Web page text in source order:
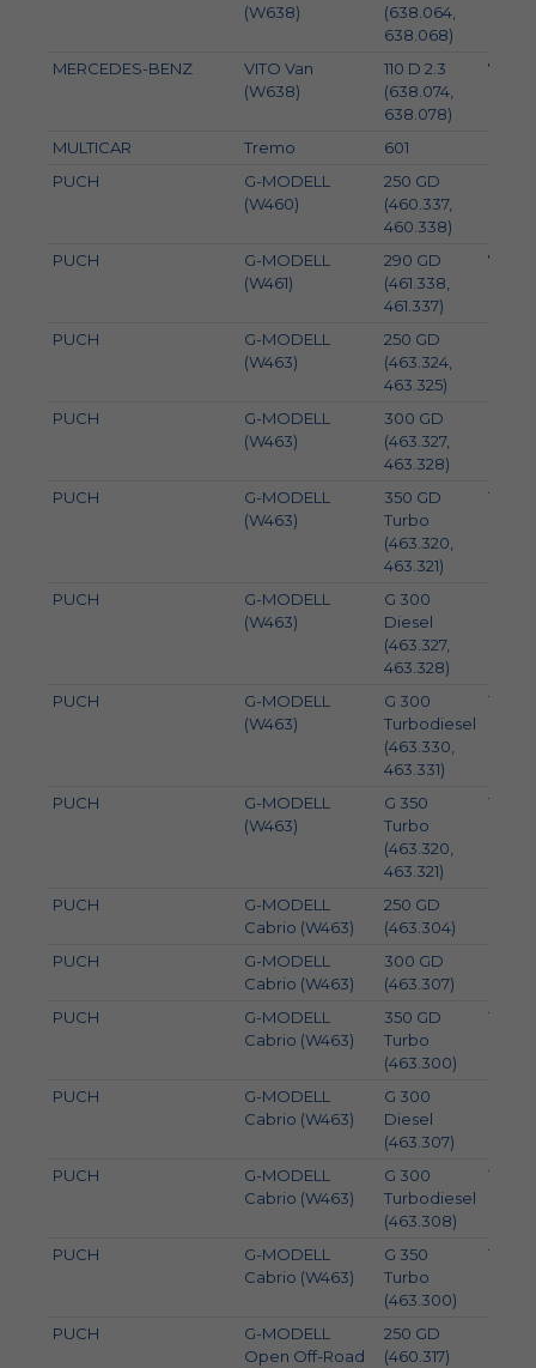
(W638)
(638.064,
638.068)
MERCEDES-BENZ
VITO Van
(W638)
110 D 2.3
(638.074,
638.078)
72
MULTICAR Tremo 601
PUCH
G-MODELL
(W460)
250 GD
(460.337,
460.338)
PUCH
G-MODELL
(W461)
290 GD
(461.338,
461.337)
70
PUCH
G-MODELL
(W463)
250 GD
(463.324,
463.325)
PUCH
G-MODELL
(W463)
300 GD
(463.327,
463.328)
PUCH
G-MODELL
(W463)
350 GD
Turbo
(463.320,
463.321)
100
PUCH
G-MODELL
(W463)
G 300
Diesel
(463.327,
463.328)
PUCH
G-MODELL
(W463)
G 300
Turbodiesel
(463.330,
463.331)
130
PUCH
G-MODELL
(W463)
G 350
Turbo
(463.320,
463.321)
100
PUCH
G-MODELL
Cabrio (W463)
250 GD
(463.304)
PUCH
G-MODELL
Cabrio (W463)
300 GD
(463.307)
PUCH
G-MODELL
Cabrio (W463)
350 GD
Turbo
(463.300)
100
PUCH
G-MODELL
Cabrio (W463)
G 300
Diesel
(463.307)
PUCH
G-MODELL
Cabrio (W463)
G 300
Turbodiesel
(463.308)
130
PUCH
G-MODELL
Cabrio (W463)
G 350
Turbo
(463.300)
100
PUCH
G-MODELL
Open Off-Road
250 GD
(460.317)